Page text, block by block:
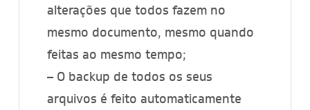
alterações que todos fazem no
mesmo documento, mesmo quando
feitas ao mesmo tempo;
– O backup de todos os seus
arquivos é feito automaticamente